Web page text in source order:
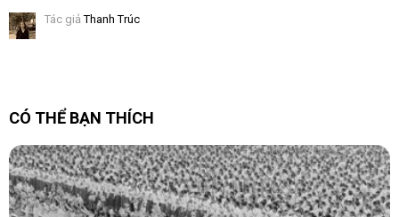
Tác giả Thanh Trúc
CÓ THỂ BẠN THÍCH